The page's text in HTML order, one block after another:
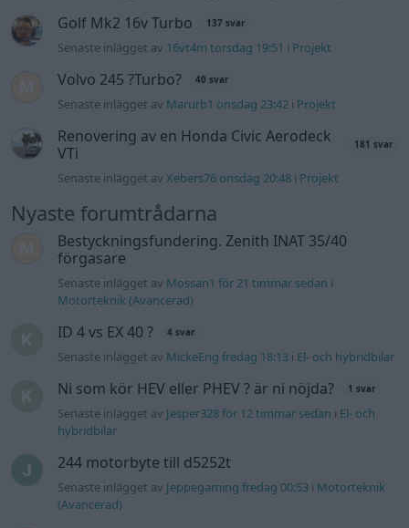
Golf Mk2 16v Turbo 137 svar
Senaste inlägget av 16vt4m torsdag 19:51 i Projekt
Volvo 245 ?Turbo? 40 svar
Senaste inlägget av Marurb1 onsdag 23:42 i Projekt
Renovering av en Honda Civic Aerodeck
VTi
181 svar
Senaste inlägget avXebers76 onsdag 20:48 i Projekt
Nyaste forumtrådarna
Bestyckningsfundering. Zenith INAT 35/40
förgasare
Senaste inlägget av Mossan1 för 21 timmar sedan i
Motorteknik (Avancerad)
ID 4 vs EX 40 ? 4 svar
Senaste inlägget av MickeEng fredag 18:13 i El- och hybridbilar
Ni som kör HEV eller PHEV ? är ni nöjda? 1 svar
Senaste inlägget av Jesper328 för 12 timmar sedan i El- och
hybridbilar
244 motorbyte till d5252t
Senaste inlägget av Jeppegaming fredag 00:53 i Motorteknik
(Avancerad)